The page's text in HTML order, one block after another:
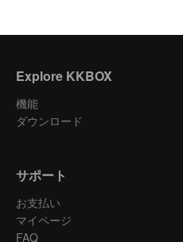
Explore KKBOX
機能
ダウンロード
サポート
お支払い
マイページ
FAQ